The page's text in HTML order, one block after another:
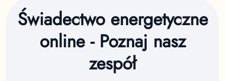
Świadectwo energetyczne
online - Poznaj nasz
zespół